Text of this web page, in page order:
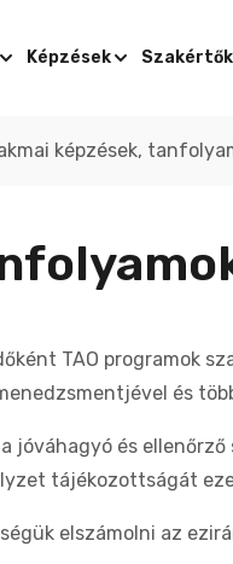
Képzések Szakértők
képzések,
TAO programok
és
jóváhagyó és
tájékozottságát
elszámolni az